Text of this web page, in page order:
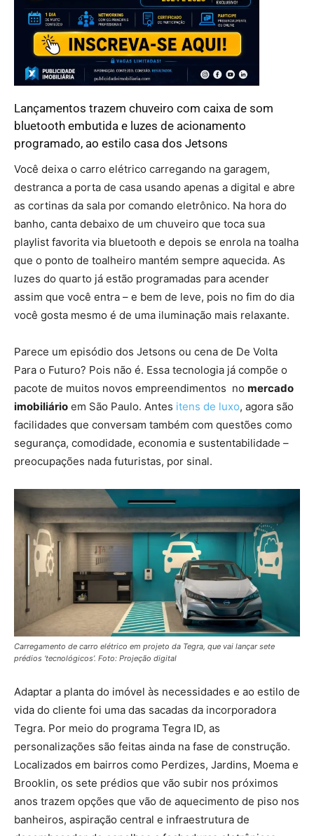
Lançamentos trazem chuveiro com caixa de som
bluetooth embutida e luzes de acionamento
programado, ao estilo casa dos Jetsons
Você deixa o carro elétrico carregando na garagem,
destranca a porta de casa usando apenas a digital e abre
as cortinas da sala por comando eletrônico. Na hora do
banho, canta debaixo de um chuveiro que toca sua
playlist favorita via bluetooth e depois se enrola na toalha
que o ponto de toalheiro mantém sempre aquecida. As
luzes do quarto já estão programadas para acender
assim que você entra – e bem de leve, pois no fim do dia
você gosta mesmo é de uma iluminação mais relaxante.
Parece um episódio dos Jetsons ou cena de De Volta
Para o Futuro? Pois não é. Essa tecnologia já compõe o
pacote de muitos novos empreendimentos no mercado
imobiliário em São Paulo. Antes itens de luxo, agora são
facilidades que conversam também com questões como
segurança, comodidade, economia e sustentabilidade –
preocupações nada futuristas, por sinal.
Carregamento de carro elétrico em projeto da Tegra, que vai lançar sete
prédios ‘tecnológicos’. Foto: Projeção digital
Adaptar a planta do imóvel às necessidades e ao estilo de
vida do cliente foi uma das sacadas da incorporadora
Tegra. Por meio do programa Tegra ID, as
personalizações são feitas ainda na fase de construção.
Localizados em bairros como Perdizes, Jardins, Moema e
Brooklin, os sete prédios que vão subir nos próximos
anos trazem opções que vão de aquecimento de piso nos
banheiros, aspiração central e infraestrutura de